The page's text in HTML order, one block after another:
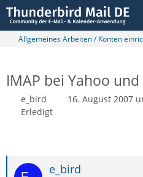
Allgemeines Arbeiten / Konten
IMAP bei Yahoo
e_bird 16. August 2007
Erledigt
e_bird